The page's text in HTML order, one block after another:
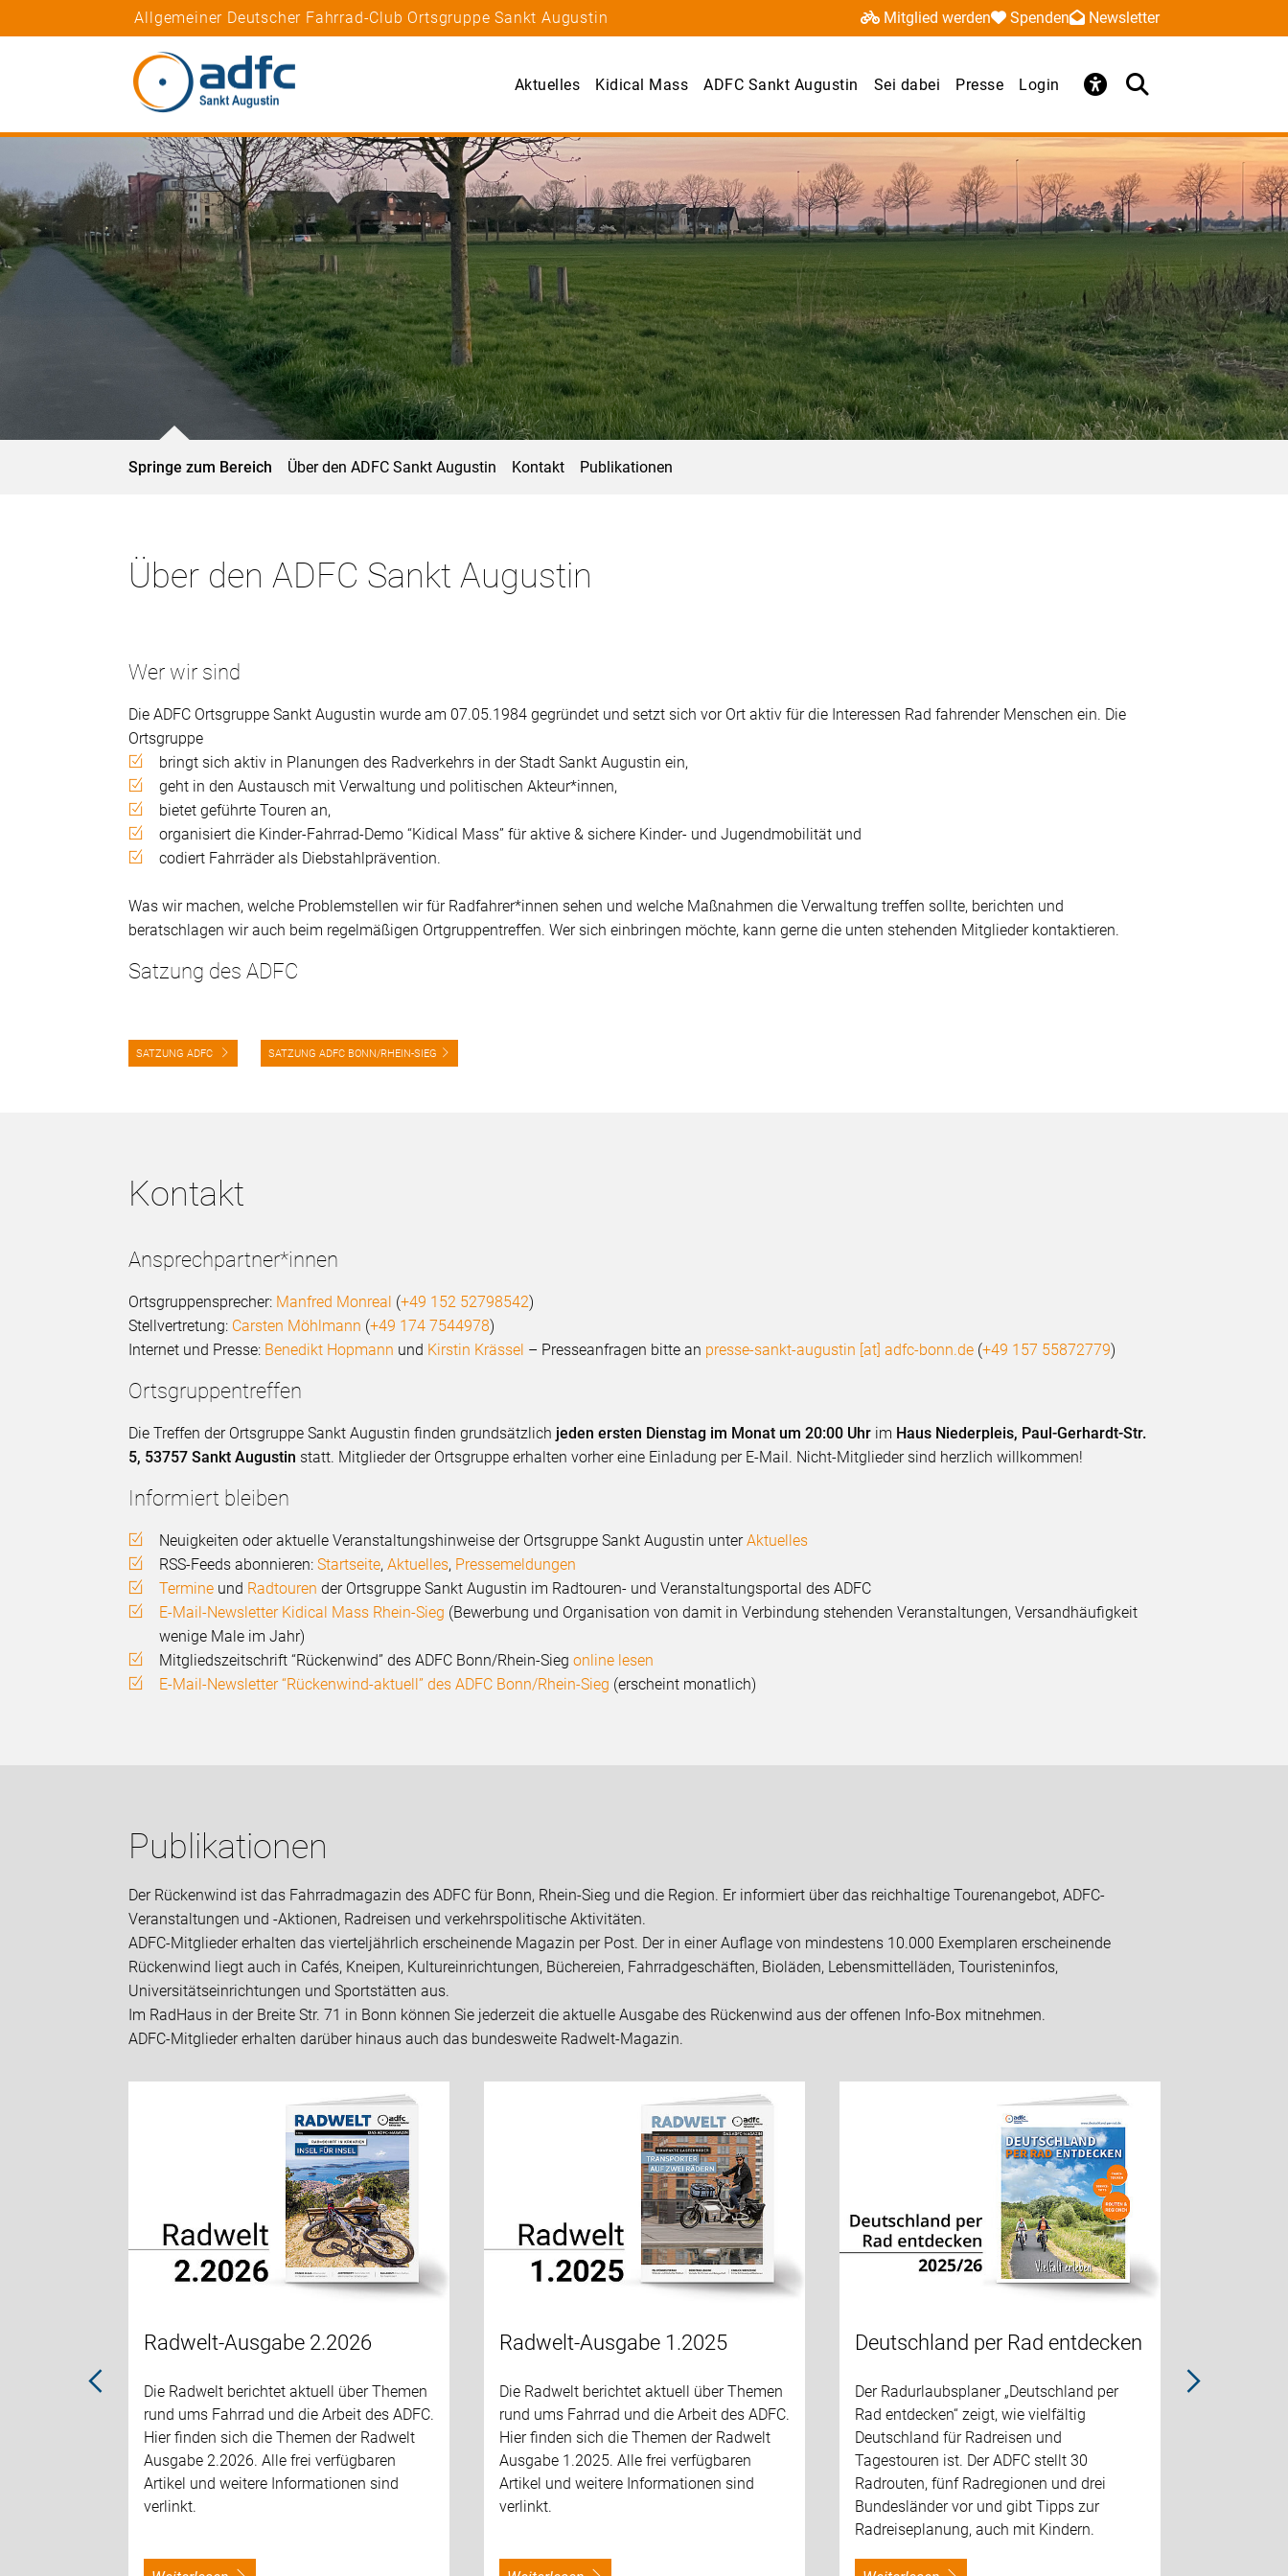
Allgemeiner Deutscher Fahrrad-Club Ortsgruppe Sankt Augustin Mitglied werden Spenden Newsletter
Aktuelles Kidical Mass ADFC Sankt Augustin Sei dabei Presse Login
Springe zum Bereich Über den ADFC Sankt Augustin Kontakt Publikationen
Über den ADFC Sankt Augustin
Wer wir sind
Die ADFC Ortsgruppe Sankt Augustin wurde am 07.05.1984 gegründet und setzt sich vor Ort aktiv für die Interessen Rad fahrender Menschen ein. Die
Ortsgruppe
bringt sich aktiv in Planungen des Radverkehrs in der Stadt Sankt Augustin ein,
geht in den Austausch mit Verwaltung und politischen Akteur*innen,
bietet geführte Touren an,
organisiert die Kinder-Fahrrad-Demo “Kidical Mass” für aktive & sichere Kinder- und Jugendmobilität und
codiert Fahrräder als Diebstahlprävention.
Was wir machen, welche Problemstellen wir für Radfahrer*innen sehen und welche Maßnahmen die Verwaltung treffen sollte, berichten und
beratschlagen wir auch beim regelmäßigen Ortgruppentreffen. Wer sich einbringen möchte, kann gerne die unten stehenden Mitglieder kontaktieren.
Satzung des ADFC
SATZUNG ADFC SATZUNG ADFC BONN/RHEIN-SIEG
Kontakt
Ansprechpartner*innen
Ortsgruppensprecher: Manfred Monreal (+49 152 52798542)
Stellvertretung: Carsten Möhlmann (+49 174 7544978)
Internet und Presse: Benedikt Hopmann und Kirstin Krässel – Presseanfragen bitte an presse-sankt-augustin [at] adfc-bonn.de (+49 157 55872779)
Ortsgruppentreffen
Die Treffen der Ortsgruppe Sankt Augustin finden grundsätzlich jeden ersten Dienstag im Monat um 20:00 Uhr im Haus Niederpleis, Paul-Gerhardt-Str.
5, 53757 Sankt Augustin statt. Mitglieder der Ortsgruppe erhalten vorher eine Einladung per E-Mail. Nicht-Mitglieder sind herzlich willkommen!
Informiert bleiben
Neuigkeiten oder aktuelle Veranstaltungshinweise der Ortsgruppe Sankt Augustin unterAktuelles
RSS-Feeds abonnieren:Startseite,Aktuelles, Pressemeldungen
Termine und Radtouren der Ortsgruppe Sankt Augustin im Radtouren- und Veranstaltungsportal des ADFC
E-Mail-Newsletter Kidical Mass Rhein-Sieg (Bewerbung und Organisation von damit in Verbindung stehenden Veranstaltungen, Versandhäufigkeit
wenige Male im Jahr)
Mitgliedszeitschrift “Rückenwind” des ADFC Bonn/Rhein-Siegonline lesen
E-Mail-Newsletter “Rückenwind-aktuell” des ADFC Bonn/Rhein-Sieg (erscheint monatlich)
Publikationen
Der Rückenwind ist das Fahrradmagazin des ADFC für Bonn, Rhein-Sieg und die Region. Er informiert über das reichhaltige Tourenangebot, ADFC-
Veranstaltungen und -Aktionen, Radreisen und verkehrspolitische Aktivitäten.
ADFC-Mitglieder erhalten das vierteljährlich erscheinende Magazin per Post. Der in einer Auflage von mindestens 10.000 Exemplaren erscheinende
Rückenwind liegt auch in Cafés, Kneipen, Kultureinrichtungen, Büchereien, Fahrradgeschäften, Bioläden, Lebensmittelläden, Touristeninfos,
Universitätseinrichtungen und Sportstätten aus.
Im RadHaus in der Breite Str. 71 in Bonn können Sie jederzeit die aktuelle Ausgabe des Rückenwind aus der offenen Info-Box mitnehmen.
ADFC-Mitglieder erhalten darüber hinaus auch das bundesweite Radwelt-Magazin.
Radwelt-Ausgabe 2.2026
Die Radwelt berichtet aktuell über Themen
rund ums Fahrrad und die Arbeit des ADFC.
Hier finden sich die Themen der Radwelt
Ausgabe 2.2026. Alle frei verfügbaren
Artikel und weitere Informationen sind
verlinkt.
Radwelt-Ausgabe 1.2025
Die Radwelt berichtet aktuell über Themen
rund ums Fahrrad und die Arbeit des ADFC.
Hier finden sich die Themen der Radwelt
Ausgabe 1.2025. Alle frei verfügbaren
Artikel und weitere Informationen sind
verlinkt.
Deutschland per Rad entdecken
Der Radurlaubsplaner „Deutschland per
Rad entdecken“ zeigt, wie vielfältig
Deutschland für Radreisen und
Tagestouren ist. Der ADFC stellt 30
Radrouten, fünf Radregionen und drei
Bundesländer vor und gibt Tipps zur
Radreiseplanung, auch mit Kindern.